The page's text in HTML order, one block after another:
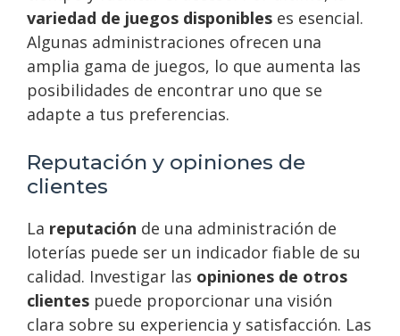
variedad de juegos disponibles es esencial.
Algunas administraciones ofrecen una
amplia gama de juegos, lo que aumenta las
posibilidades de encontrar uno que se
adapte a tus preferencias.
Reputación y opiniones de
clientes
La reputación de una administración de
loterías puede ser un indicador fiable de su
calidad. Investigar las opiniones de otros
clientes puede proporcionar una visión
clara sobre su experiencia y satisfacción. Las